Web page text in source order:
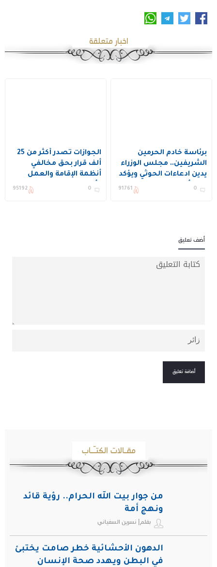
اخبار متعلقة
برئاسة خادم الحرمين
الشريفين.. مجلس الوزراء
يدين ادعاءات الحوثي ويؤكد
دعم أمن المنطقة
0
91761
الجوازات تصدر أكثر من 25
ألف قرار بحق مخالفي
أنظمة الإقامة والعمل
وأمن الحدود
0
95192
أضف تعليق
مقـالات الكتـّـاب
من جوار بيت الله الحرام.. رؤية قائد
ونهج أمة
بقلم| نسرين السفياني
الدهون الأحشائية خطر صامت يختبئ
في البطن ويهدد صحة الإنسان